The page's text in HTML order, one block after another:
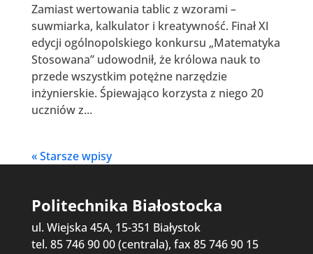
Zamiast wertowania tablic z wzorami –
suwmiarka, kalkulator i kreatywność. Finał XI
edycji ogólnopolskiego konkursu „Matematyka
Stosowana” udowodnił, że królowa nauk to
przede wszystkim potężne narzędzie
inżynierskie. Śpiewająco korzysta z niego 20
uczniów z...
« Starsze wpisy
Politechnika Białostocka
ul. Wiejska 45A, 15-351 Białystok
tel. 85 746 90 00 (centrala), fax 85 746 90 15